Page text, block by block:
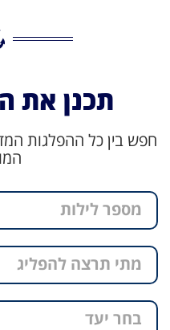
תכנן את
חפש בין כל ההפלגות
מספר לילות
מתי תרצה להפליג
בחר יעד